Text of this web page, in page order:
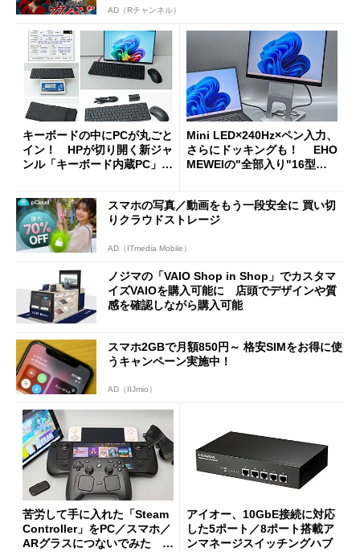
AD（Rチャンネル）
キーボードの中にPCが丸ごと
イン！ HPが切り開く新ジャ
ンル「キーボード内蔵PC」の
Mini LED×240Hz×ペン入力、
さらにドッキングも！ EHO
MEWEIの"全部入り"16型モ
スマホの写真／動画をもう一段安全に 買い切
りクラウドストレージ
AD（ITmedia Mobile）
ノジマの「VAIO Shop in Shop」でカスタマ
イズVAIOを購入可能に 店頭でデザインや質
感を確認しながら購入可能
スマホ2GBで月額850円～ 格安SIMをお得に使
うキャンペーン実施中！
AD（IIJmio）
苦労して手に入れた「Steam
Controller」をPC／スマホ／
ARグラスにつないでみた ゲ
アイオー、10GbE接続に対応
した5ポート／8ポート搭載ア
ンマネージスイッチングハブ